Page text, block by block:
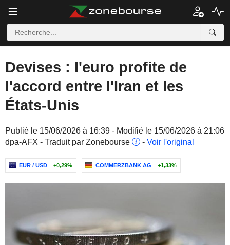
Devises : l'euro profite de
l'accord entre l'Iran et les
États-Unis
Publié le 15/06/2026 à 16:39 - Modifié le 15/06/2026 à 21:06
dpa-AFX - Traduit par Zonebourse
- Voir l'original
EUR / USD +0,29% COMMERZBANK AG +1,33%